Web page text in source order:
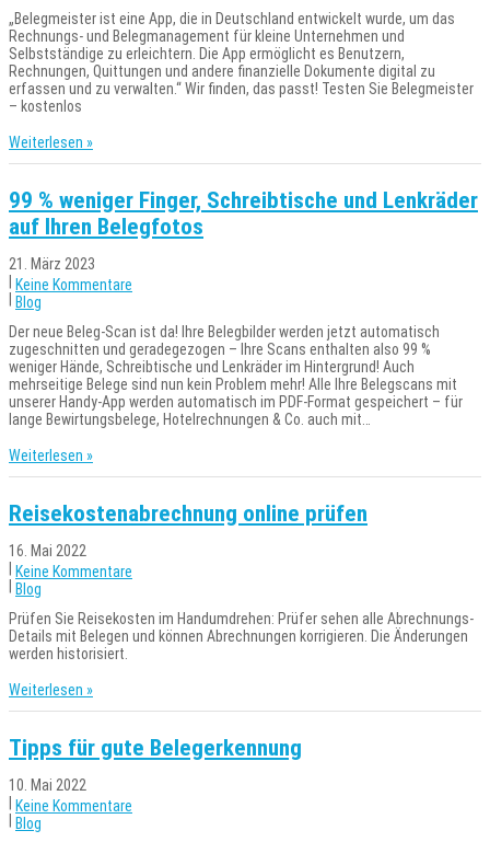
„Belegmeister ist eine App, die in Deutschland entwickelt wurde, um das
Rechnungs- und Belegmanagement für kleine Unternehmen und
Selbstständige zu erleichtern. Die App ermöglicht es Benutzern,
Rechnungen, Quittungen und andere finanzielle Dokumente digital zu
erfassen und zu verwalten.“ Wir finden, das passt! Testen Sie Belegmeister
– kostenlos
Weiterlesen »
99 % weniger Finger, Schreibtische und Lenkräder
auf Ihren Belegfotos
21. März 2023
Keine Kommentare
Blog
Der neue Beleg-Scan ist da! Ihre Belegbilder werden jetzt automatisch
zugeschnitten und geradegezogen – Ihre Scans enthalten also 99 %
weniger Hände, Schreibtische und Lenkräder im Hintergrund! Auch
mehrseitige Belege sind nun kein Problem mehr! Alle Ihre Belegscans mit
unserer Handy-App werden automatisch im PDF-Format gespeichert – für
lange Bewirtungsbelege, Hotelrechnungen & Co. auch mit…
Weiterlesen »
Reisekostenabrechnung online prüfen
16. Mai 2022
Keine Kommentare
Blog
Prüfen Sie Reisekosten im Handumdrehen: Prüfer sehen alle Abrechnungs-
Details mit Belegen und können Abrechnungen korrigieren. Die Änderungen
werden historisiert.
Weiterlesen »
Tipps für gute Belegerkennung
10. Mai 2022
Keine Kommentare
Blog